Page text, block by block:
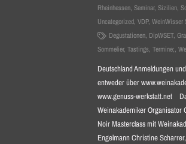
Rheinhessen, Seminar, Sizilien,
Uncategorized, VDP, WeinWisser
Degustationen, DipWSET,
Sommelier, Tastings, Termine;,
Deutschland Anmeldungen
entweder über
www.genuss-werkstatt.net
Weinakademiker Organisator
Noir Masterclass mit
Engelmann Christine